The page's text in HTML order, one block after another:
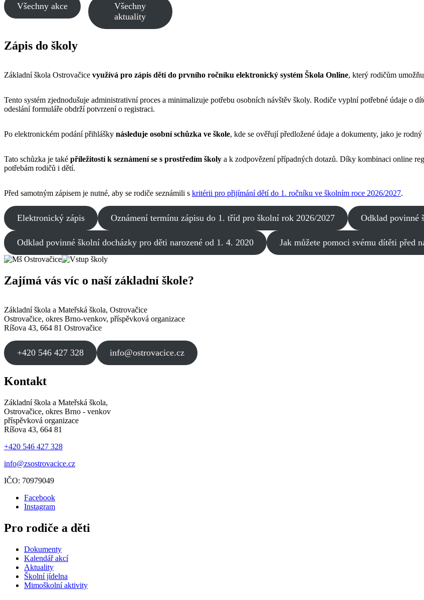
Všechny akce
Všechny
aktuality
Zápis do školy
​Základní škola Ostrovačice využívá pro zápis dětí do prvního ročníku elektronický systém Škola Online, který rodičům
Tento systém zjednodušuje administrativní proces a minimalizuje potřebu osobních návštěv školy. Rodiče vyplní potřebné údaje o
odeslání formuláře obdrží potvrzení o registraci.​
Po elektronickém podání přihlášky následuje osobní schůzka ve škole, kde se ověřují předložené údaje a dokumenty, jako je
Tato schůzka je také příležitostí k seznámení se s prostředím školy a k zodpovězení případných dotazů. Díky kombinaci online
potřebám rodičů i dětí.
Před samotným zápisem je nutné, aby se rodiče seznámili s kritérii pro přijímání dětí do 1. ročníku ve školním roce 2026/2027.
Elektronický zápis Oznámení termínu zápisu do 1. tříd pro školní rok 2026/2027 Odklad povinné
Odklad povinné školní docházky pro děti narozené od 1. 4. 2020 Jak můžete pomoci svému dítěti před
Zajímá vás víc o naší základní škole?
Základní škola a Mateřská škola, Ostrovačice
Ostrovačice, okres Brno-venkov, příspěvková organizace
Ríšova 43, 664 81 Ostrovačice
+420 546 427 328 info@ostrovacice.cz
Kontakt
Základní škola a Mateřská škola,
Ostrovačice, okres Brno - venkov
příspěvková organizace
Ríšova 43, 664 81
+420 546 427 328
info@zsostrovacice.cz
IČO: 70979049
Facebook
Instagram
Pro rodiče a děti
Dokumenty
Kalendář akcí
Aktuality
Školní jídelna
Mimoškolní aktivity